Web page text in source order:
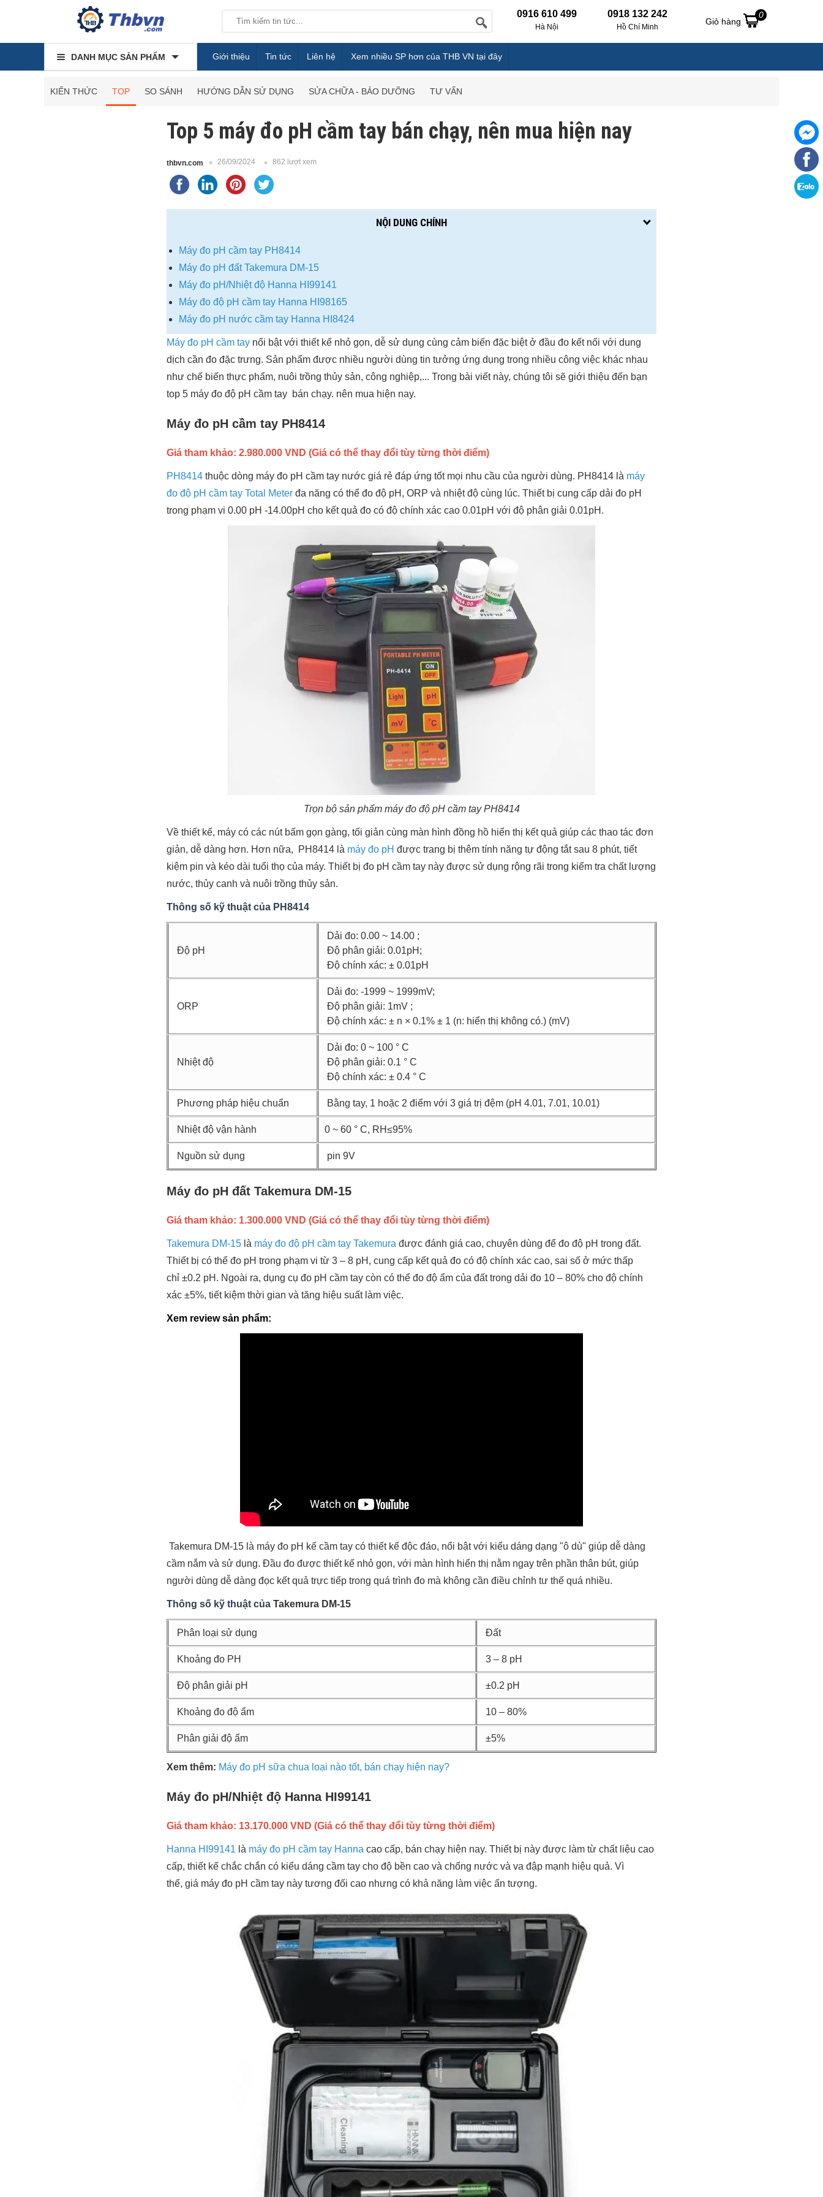
0916 610 499
Hà Nội
0918 132 242
Hồ Chí Minh
Giỏ hàng
0
DANH MỤC SẢN PHẨM Giới thiệu Tin tức Liên hệ Xem nhiều SP hơn của THB VN tại đây
KIẾN THỨC TOP SO SÁNH HƯỚNG DẪN SỬ DỤNG SỬA CHỮA - BẢO DƯỠNG TƯ VẤN
Top 5 máy đo pH cầm tay bán chạy, nên mua hiện nay
thbvn.com 26/09/2024 862 lượt xem
NỘI DUNG CHÍNH
Máy đo pH cầm tay PH8414
Máy đo pH đất Takemura DM-15
Máy đo pH/Nhiệt độ Hanna HI99141
Máy đo độ pH cầm tay Hanna HI98165
Máy đo pH nước cầm tay Hanna HI8424
Máy đo pH cầm tay nổi bật với thiết kế nhỏ gọn, dễ sử dụng cùng cảm biến đặc biệt ở đầu đo kết nối với dung
dịch cần đo đặc trưng. Sản phẩm được nhiều người dùng tin tưởng ứng dụng trong nhiều công việc khác nhau
như chế biến thực phẩm, nuôi trồng thủy sản, công nghiệp,... Trong bài viết này, chúng tôi sẽ giới thiệu đến bạn
top 5 máy đo độ pH cầm tay bán chạy. nên mua hiện nay.
Máy đo pH cầm tay PH8414
Giá tham khảo: 2.980.000 VND (Giá có thể thay đổi tùy từng thời điểm)
PH8414 thuộc dòng máy đo pH cầm tay nước giá rẻ đáp ứng tốt mọi nhu cầu của người dùng. PH8414 là máy
đo độ pH cầm tay Total Meter đa năng có thể đo độ pH, ORP và nhiệt độ cùng lúc. Thiết bị cung cấp dải đo pH
trong phạm vi 0.00 pH -14.00pH cho kết quả đo có độ chính xác cao 0.01pH với độ phân giải 0.01pH.
Trọn bộ sản phẩm máy đo độ pH cầm tay PH8414
Về thiết kế, máy có các nút bấm gọn gàng, tối giản cùng màn hình đồng hồ hiển thị kết quả giúp các thao tác đơn
giản, dễ dàng hơn. Hơn nữa, PH8414 là máy đo pH được trang bị thêm tính năng tự động tắt sau 8 phút, tiết
kiệm pin và kéo dài tuổi thọ của máy. Thiết bị đo pH cầm tay này được sử dụng rộng rãi trong kiểm tra chất lượng
nước, thủy canh và nuôi trồng thủy sản.
Thông số kỹ thuật của PH8414
Độ pH
Dải đo: 0.00 ~ 14.00 ;
Độ phân giải: 0.01pH;
Độ chính xác: ± 0.01pH
ORP
Dải đo: -1999 ~ 1999mV;
Độ phân giải: 1mV ;
Độ chính xác: ± n × 0.1% ± 1 (n: hiển thị không có.) (mV)
Nhiệt độ
Dải đo: 0 ~ 100 ° C
Độ phân giải: 0.1 ° C
Độ chính xác: ± 0.4 ° ​​C
Phương pháp hiệu chuẩn Bằng tay, 1 hoặc 2 điểm với 3 giá trị đệm (pH 4.01, 7.01, 10.01)
Nhiệt độ vận hành 0 ~ 60 ° C, RH≤95%
Nguồn sử dụng pin 9V
Máy đo pH đất Takemura DM-15
Giá tham khảo: 1.300.000 VND (Giá có thể thay đổi tùy từng thời điểm)
Takemura DM-15 là máy đo độ pH cầm tay Takemura được đánh giá cao, chuyên dùng để đo độ pH trong đất.
Thiết bị có thể đo pH trong phạm vi từ 3 – 8 pH, cung cấp kết quả đo có độ chính xác cao, sai số ở mức thấp
chỉ ±0.2 pH. Ngoài ra, dụng cụ đo pH cầm tay còn có thể đo độ ẩm của đất trong dải đo 10 – 80% cho độ chính
xác ±5%, tiết kiệm thời gian và tăng hiệu suất làm việc.
Xem review sản phẩm:
Takemura DM-15 là máy đo pH kế cầm tay có thiết kế độc đáo, nổi bật với kiểu dáng dạng "ô dù" giúp dễ dàng
cầm nắm và sử dụng. Đầu đo được thiết kế nhỏ gọn, với màn hình hiển thị nằm ngay trên phần thân bút, giúp
người dùng dễ dàng đọc kết quả trực tiếp trong quá trình đo mà không cần điều chỉnh tư thế quá nhiều.
Thông số kỹ thuật của Takemura DM-15
Phân loại sử dụng Đất
Khoảng đo PH 3 – 8 pH
Độ phân giải pH ±0.2 pH
Khoảng đo độ ẩm 10 – 80%
Phân giải độ ẩm ±5%
Xem thêm: Máy đo pH sữa chua loại nào tốt, bán chạy hiện nay?
Máy đo pH/Nhiệt độ Hanna HI99141
Giá tham khảo: 13.170.000 VND (Giá có thể thay đổi tùy từng thời điểm)
Hanna HI99141 là máy đo pH cầm tay Hanna cao cấp, bán chạy hiện nay. Thiết bị này được làm từ chất liệu cao
cấp, thiết kế chắc chắn có kiểu dáng cầm tay cho độ bền cao và chống nước và va đập mạnh hiệu quả. Vì
thế, giá máy đo pH cầm tay này tương đối cao nhưng có khả năng làm việc ấn tượng.